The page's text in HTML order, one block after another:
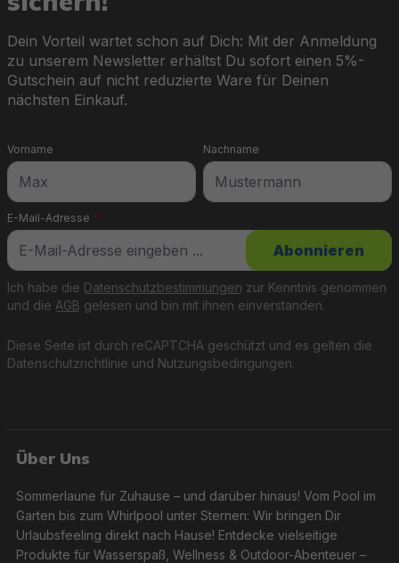
Dein Vorteil wartet schon auf Dich: Mit der Anmeldung
zu unserem Newsletter erhältst Du sofort einen 5%-
Gutschein auf nicht reduzierte Ware für Deinen
nächsten Einkauf.
E-Mail-Adresse *
Vorname Nachname
Diese Seite ist durch reCAPTCHA geschützt und es gelten die
Datenschutzrichtlinie und Nutzungsbedingungen.
Ich habe die Datenschutzbestimmungen zur Kenntnis genommen
und die AGB gelesen und bin mit ihnen einverstanden.
Abonnieren
Über Uns
Sommerlaune für Zuhause – und darüber hinaus! Vom Pool im
Garten bis zum Whirlpool unter Sternen: Wir bringen Dir
Urlaubsfeeling direkt nach Hause! Entdecke vielseitige
Produkte für Wasserspaß, Wellness & Outdoor-Abenteuer –